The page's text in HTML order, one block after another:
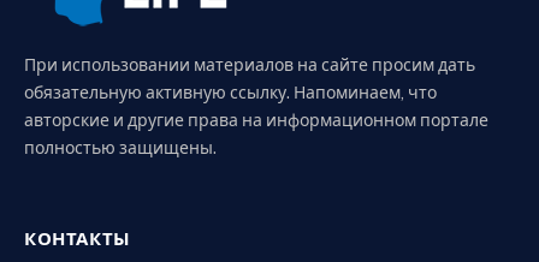
При использовании материалов на сайте просим дать
обязательную активную ссылку. Напоминаем, что
авторские и другие права на информационном портале
полностью защищены.
КОНТАКТЫ